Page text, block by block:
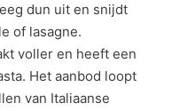
dun uit en snijdt
of lasagne.
voller en heeft een
Het aanbod loopt
van Italiaanse